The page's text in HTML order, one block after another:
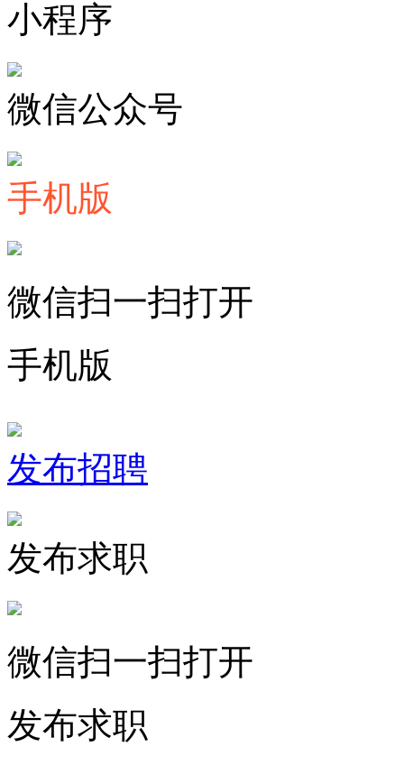
小程序
微信公众号
手机版
微信扫一扫打开
手机版
发布招聘
发布求职
微信扫一扫打开
发布求职